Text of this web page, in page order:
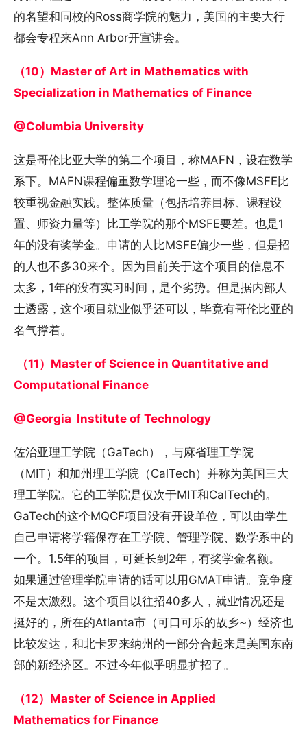
的名望和同校的Ross商学院的魅力，美国的主要大行
都会专程来Ann Arbor开宣讲会。
（10）Master of Art in Mathematics with
Specialization in Mathematics of Finance
@Columbia University
这是哥伦比亚大学的第二个项目，称MAFN，设在数学
系下。MAFN课程偏重数学理论一些，而不像MSFE比
较重视金融实践。整体质量（包括培养目标、课程设
置、师资力量等）比工学院的那个MSFE要差。也是1
年的没有奖学金。申请的人比MSFE偏少一些，但是招
的人也不多30来个。因为目前关于这个项目的信息不
太多，1年的没有实习时间，是个劣势。但是据内部人
士透露，这个项目就业似乎还可以，毕竟有哥伦比亚的
名气撑着。
（11）Master of Science in Quantitative and
Computational Finance
@Georgia Institute of Technology
佐治亚理工学院（GaTech），与麻省理工学院
（MIT）和加州理工学院（CalTech）并称为美国三大
理工学院。它的工学院是仅次于MIT和CalTech的。
GaTech的这个MQCF项目没有开设单位，可以由学生
自己申请将学籍保存在工学院、管理学院、数学系中的
一个。1.5年的项目，可延长到2年，有奖学金名额。
如果通过管理学院申请的话可以用GMAT申请。竞争度
不是太激烈。这个项目以往招40多人，就业情况还是
挺好的，所在的Atlanta市（可口可乐的故乡~）经济也
比较发达，和北卡罗来纳州的一部分合起来是美国东南
部的新经济区。不过今年似乎明显扩招了。
（12）Master of Science in Applied
Mathematics for Finance